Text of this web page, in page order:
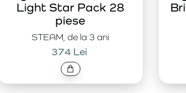
STEAM, de la 3 ani
Light Star Pack 28
piese
374 Lei